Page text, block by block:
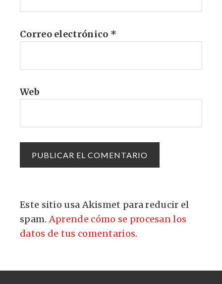
Correo electrónico *
Web
Este sitio usa Akismet para reducir el
spam.Aprende cómo se procesan los
datos de tus comentarios.